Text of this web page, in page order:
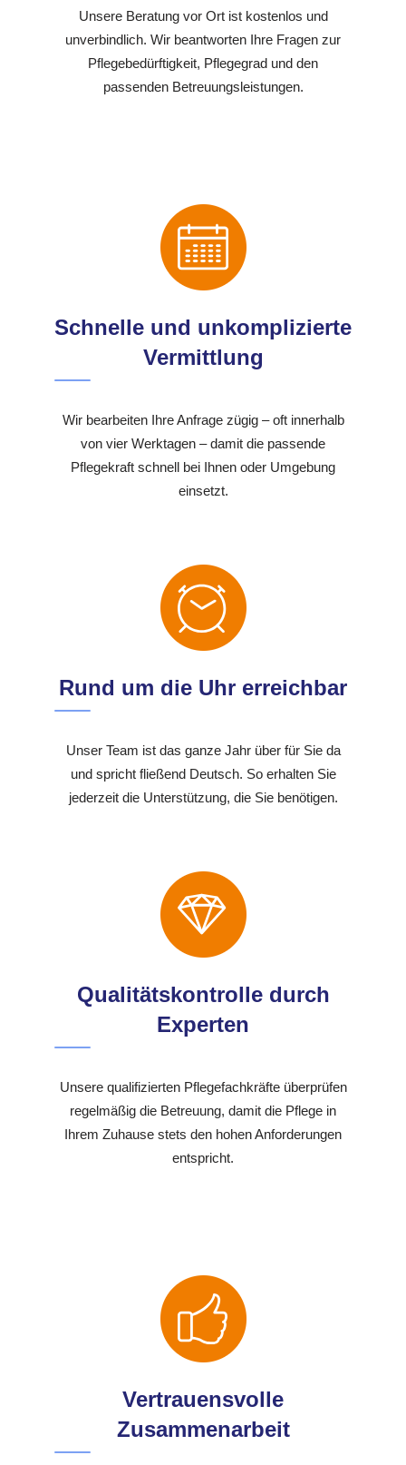
Unsere Beratung vor Ort ist kostenlos und
unverbindlich. Wir beantworten Ihre Fragen zur
Pflegebedürftigkeit, Pflegegrad und den
passenden Betreuungsleistungen.
Schnelle und unkomplizierte
Vermittlung
Wir bearbeiten Ihre Anfrage zügig – oft innerhalb
von vier Werktagen – damit die passende
Pflegekraft schnell bei Ihnen oder Umgebung
einsetzt.
Rund um die Uhr erreichbar
Unser Team ist das ganze Jahr über für Sie da
und spricht fließend Deutsch. So erhalten Sie
jederzeit die Unterstützung, die Sie benötigen.
Qualitätskontrolle durch
Experten
Unsere qualifizierten Pflegefachkräfte überprüfen
regelmäßig die Betreuung, damit die Pflege in
Ihrem Zuhause stets den hohen Anforderungen
entspricht.
Vertrauensvolle
Zusammenarbeit